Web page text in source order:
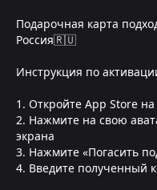
Подарочная карта
Россия🇷🇺
Инструкция по
1. Откройте App Store
2. Нажмите на свою
экрана
3. Нажмите «Погасить
4. Введите полученный